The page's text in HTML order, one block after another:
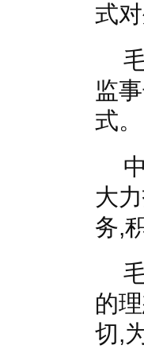
式
监
式。
大
务,
的
切,